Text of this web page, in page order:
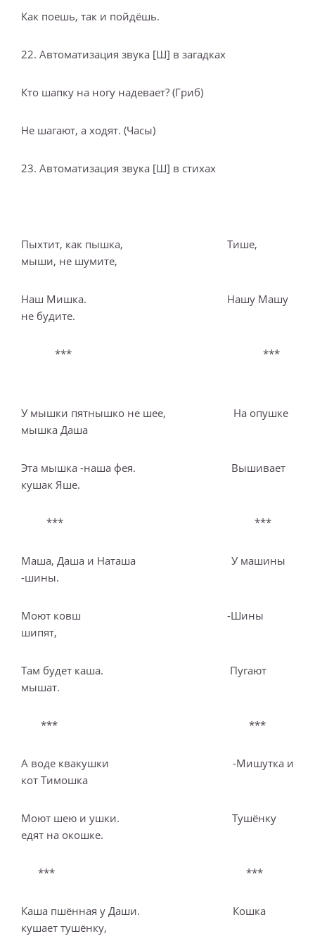
Как поешь, так и пойдёшь.
22. Автоматизация звука [Ш] в загадках
Кто шапку на ногу надевает? (Гриб)
Не шагают, а ходят. (Часы)
23. Автоматизация звука [Ш] в стихах
Пыхтит, как пышка, Тише,
мыши, не шумите,
Наш Мишка. Нашу Машу
не будите.
*** ***
У мышки пятнышко не шее, На опушке
мышка Даша
Эта мышка -наша фея. Вышивает
кушак Яше.
*** ***
Маша, Даша и Наташа У машины
-шины.
Моют ковш -Шины
шипят,
Там будет каша. Пугают
мышат.
*** ***
А воде квакушки -Мишутка и
кот Тимошка
Моют шею и ушки. Тушёнку
едят на окошке.
*** ***
Каша пшённая у Даши. Кошка
кушает тушёнку,